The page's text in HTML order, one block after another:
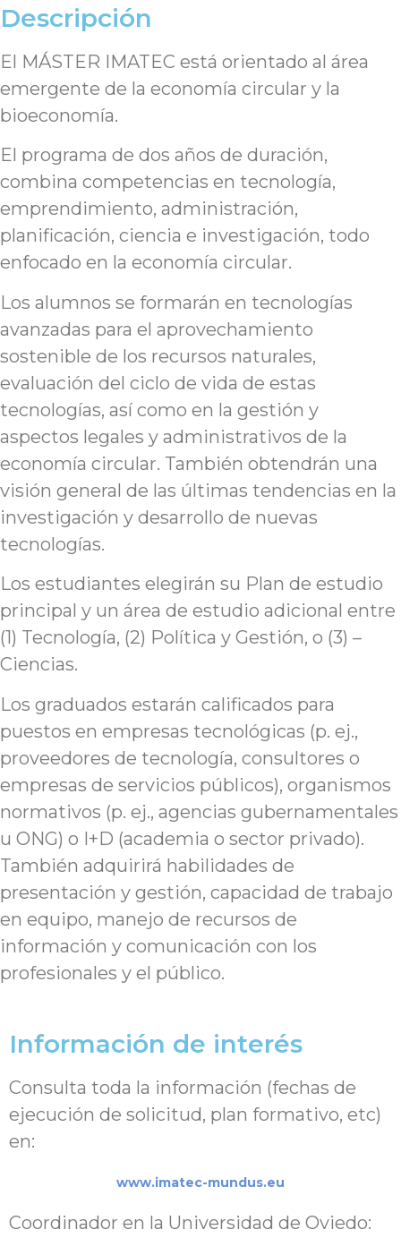
Descripción
El MÁSTER IMATEC está orientado al área
emergente de la economía circular y la
bioeconomía.
El programa de dos años de duración,
combina competencias en tecnología,
emprendimiento, administración,
planificación, ciencia e investigación, todo
enfocado en la economía circular.
Los alumnos se formarán en tecnologías
avanzadas para el aprovechamiento
sostenible de los recursos naturales,
evaluación del ciclo de vida de estas
tecnologías, así como en la gestión y
aspectos legales y administrativos de la
economía circular. También obtendrán una
visión general de las últimas tendencias en la
investigación y desarrollo de nuevas
tecnologías.
Los estudiantes elegirán su Plan de estudio
principal y un área de estudio adicional entre
(1) Tecnología, (2) Política y Gestión, o (3) –
Ciencias.
Los graduados estarán calificados para
puestos en empresas tecnológicas (p. ej.,
proveedores de tecnología, consultores o
empresas de servicios públicos), organismos
normativos (p. ej., agencias gubernamentales
u ONG) o I+D (academia o sector privado).
También adquirirá habilidades de
presentación y gestión, capacidad de trabajo
en equipo, manejo de recursos de
información y comunicación con los
profesionales y el público.
Información de interés
Consulta toda la información (fechas de
ejecución de solicitud, plan formativo, etc)
en:
www.imatec-mundus.eu
Coordinador en la Universidad de Oviedo: